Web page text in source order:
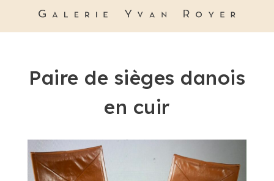
Paire de sièges danois
en cuir